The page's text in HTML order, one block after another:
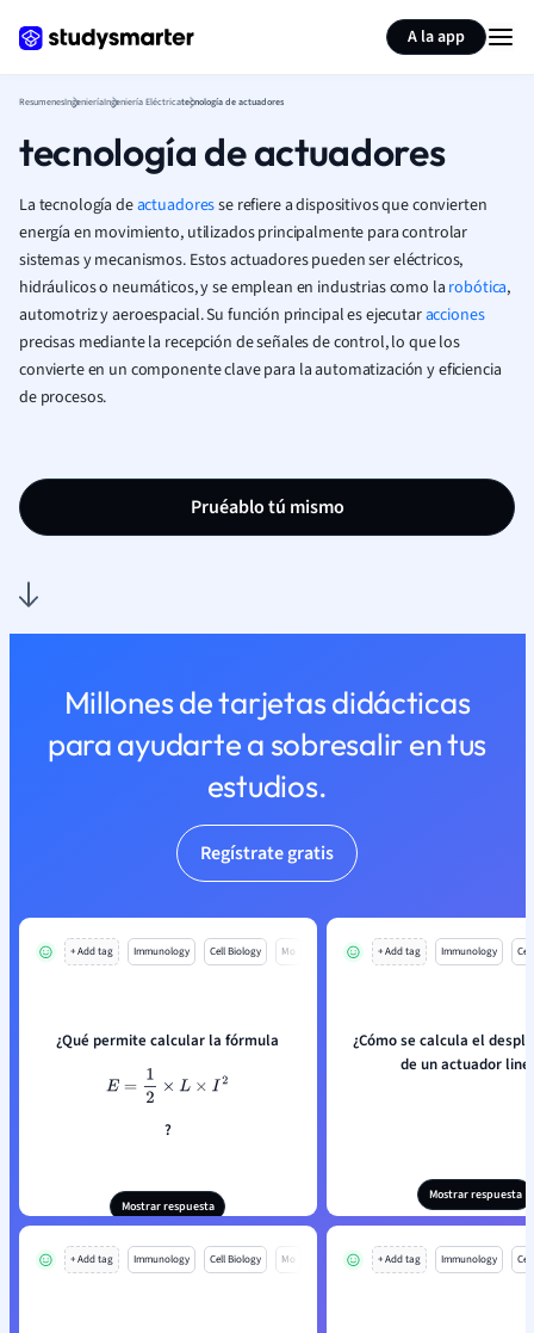
A la app
ResumenesIngenieríaIngeniería Eléctricatecnología de actuadores
tecnología de actuadores
La tecnología deactuadoresse refiere a dispositivos que convierten
energía en movimiento, utilizados principalmente para controlar
sistemas y mecanismos. Estos actuadores pueden ser eléctricos,
hidráulicos o neumáticos, y se emplean en industrias como la robótica,
automotriz y aeroespacial. Su función principal es ejecutaracciones
precisas mediante la recepción de señales de control, lo que los
convierte en un componente clave para la automatización y eficiencia
de procesos.
Pruéablo tú mismo
Millones de tarjetas didácticas
para ayudarte a sobresalir en tus
estudios.
Regístrate gratis
+ Add tag Immunology Cell Biology Mo
¿Qué permite calcular la fórmula
E =1 2× ×I 2
?
Mostrar respuesta
+ Add tag Immunology
¿Cómo se calcula el
de un actuador
Mostrar respuesta
+ Add tag Immunology Cell Biology Mo + Add tag Immunology
Resumir página